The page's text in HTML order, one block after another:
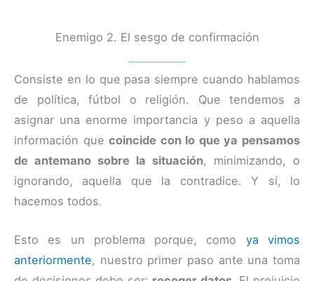
Enemigo 2. El sesgo de confirmación
Consiste en lo que pasa siempre cuando hablamos
de política, fútbol o religión. Que tendemos a
asignar una enorme importancia y peso a aquella
información quecoincide con lo que ya pensamos
de antemano sobre la situación, minimizando, o
ignorando, aquella que la contradice. Y sí, lo
hacemos todos.
Esto es un problema porque, como ya vimos
anteriormente, nuestro primer paso ante una toma